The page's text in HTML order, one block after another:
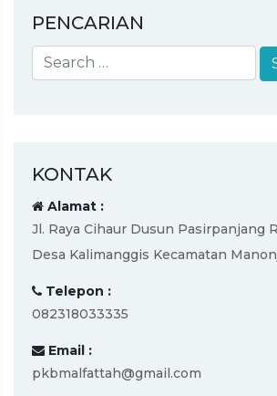
PENCARIAN
KONTAK
Alamat :
Jl. Raya Cihaur Dusun Pasirpanjang
Desa Kalimanggis Kecamatan
Telepon :
082318033335
Email :
pkbmalfattah@gmail.com